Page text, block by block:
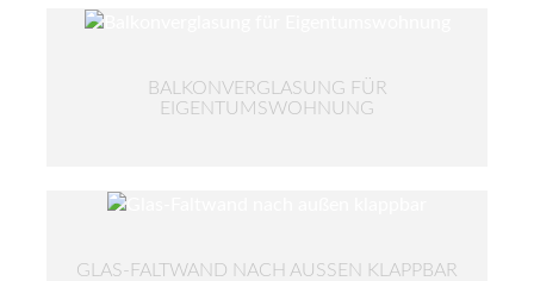
BALKONVERGLASUNG FÜR
EIGENTUMSWOHNUNG
GLAS-FALTWAND NACH AUSSEN KLAPPBAR